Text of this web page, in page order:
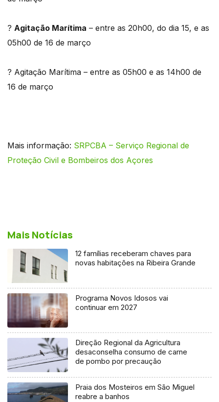
? Agitação Marítima – entre as 20h00, do dia 15, e as
05h00 de 16 de março
? Agitação Marítima – entre as 05h00 e as 14h00 de
16 de março
Mais informação: SRPCBA – Serviço Regional de
Proteção Civil e Bombeiros dos Açores
Mais Notícias
12 famílias receberam chaves para
novas habitações na Ribeira Grande
Programa Novos Idosos vai
continuar em 2027
Direção Regional da Agricultura
desaconselha consumo de carne
de pombo por precaução
Praia dos Mosteiros em São Miguel
reabre a banhos